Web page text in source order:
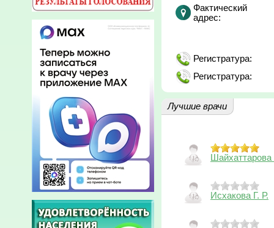
Фактический
адрес:
Регистратура:
Регистратура:
Лучшие врачи
Исхакова Г. Р.